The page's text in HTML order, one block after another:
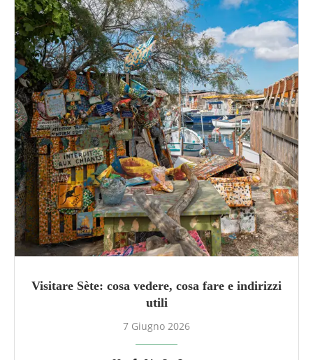
Visitare Sète: cosa vedere, cosa fare e indirizzi
utili
7 Giugno 2026